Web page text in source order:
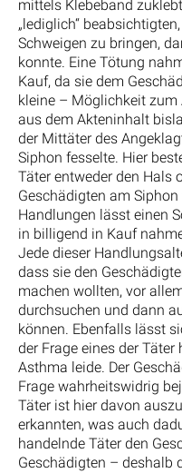
mittels Klebeband
„lediglich“
Schweigen zu bringen,
konnte. Eine Tötung
Kauf, da sie dem
kleine – Möglichkeit zum
aus dem Akteninhalt
der Mittäter des
Siphon fesselte. Hier
Täter entweder den Hals
Geschädigten am
Handlungen lässt einen
in billigend in Kauf
Jede dieser
dass sie den
machen wollten, vor
durchsuchen und dann
können. Ebenfalls lässt
der Frage eines der
Asthma leide. Der
Frage wahrheitswidrig
Täter ist hier davon
erkannten, was auch
handelnde Täter den
Geschädigten – deshalb